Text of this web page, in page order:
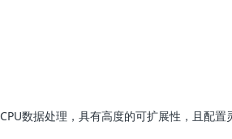
数据处理，具有高度的可扩展性，且配